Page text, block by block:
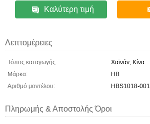
Καλύτερη τιμή
Λεπτομέρειες
Τόπος καταγωγής:
Χαϊνάν, Κίνα
Μάρκα:
HB
Αριθμό μοντέλου:
HBS1018-001
Πληρωμής & Αποστολής Όροι